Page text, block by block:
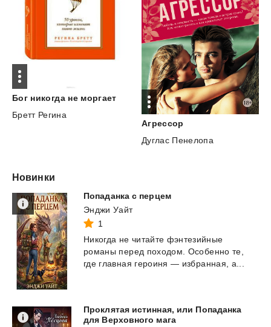
Бог никогда не моргает
Бретт Регина
Агрессор
Дуглас Пенелопа
Новинки
Попаданка с перцем
Энджи Уайт
1
Никогда не читайте фэнтезийные
романы перед походом. Особенно те,
где главная героиня — избранная, а...
Проклятая истинная, или Попаданка
для Верховного мага